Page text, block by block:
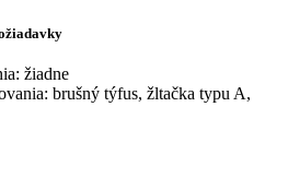
žiadne
brušný týfus, žltačka typu A,